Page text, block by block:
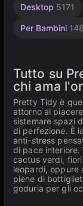
Desktop 5171
Per Bambini
3174
Tutto su
chi ama
Pretty Tidy è
attorno al
sistemare spazi
di perfezione. È
anti-stress
di pace
cactus verdi,
leopardi, oppure
piene di
goduria per gli